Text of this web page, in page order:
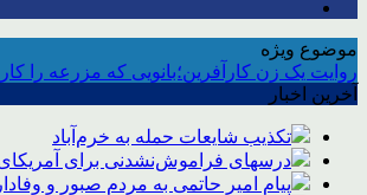
موضوع ویژه
روایت یک زن کارآفرین؛بانویی که مزرعه را
آخرین اخبار
تکذیب شایعات حمله به خرم‌آباد
درسهای فراموش‌نشدنی برای
پیام امیر حاتمی به مردم صبور و